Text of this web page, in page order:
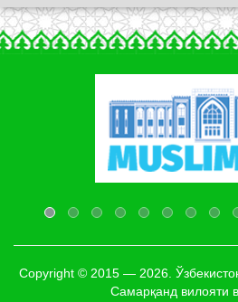
Copyright © 2015 — 2026.
Самарқанд вилояти